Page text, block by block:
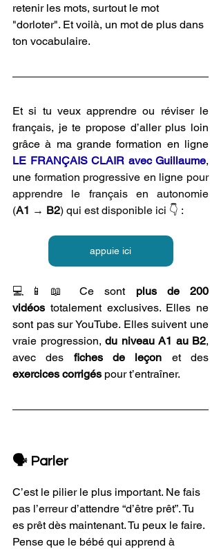
retenir les mots, surtout le mot
"dorloter". Et voilà, un mot de plus dans
ton vocabulaire.
Et si tu veux apprendre ou réviser le
français, je te propose d’aller plus loin
grâce à ma grande formation
LE FRANÇAIS CLAIR avec Guillaume,
une formation progressive en ligne pour
apprendre le français en autonomie
(A1 → B2) qui est disponible ici 👇 :
appuie ici
💻📱📖 Ce sont plus de 200
vidéos totalement exclusives. Elles ne
sont pas sur YouTube. Elles suivent une
vraie progression, du niveau A1 au B2,
avec des fiches de leçon
exercices corrigés pour t’entraîner.
🗣️ Parler
C’est le pilier le plus important. Ne fais
pas l’erreur d’attendre “d’être prêt”. Tu
es prêt dès maintenant. Tu peux le faire.
Pense que le bébé qui apprend à